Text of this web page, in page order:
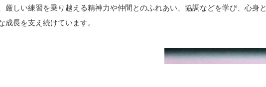
厳しい練習を乗り越える精神力や仲間とのふれあい、協調などを学び、心身と
成長を支え続けています。